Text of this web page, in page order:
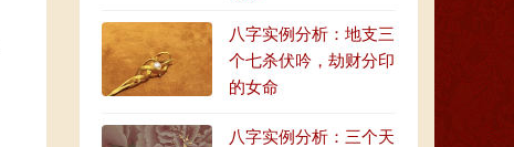
八字实例分析：地支三
个七杀伏吟，劫财分印
的女命
八字实例分析：三个天